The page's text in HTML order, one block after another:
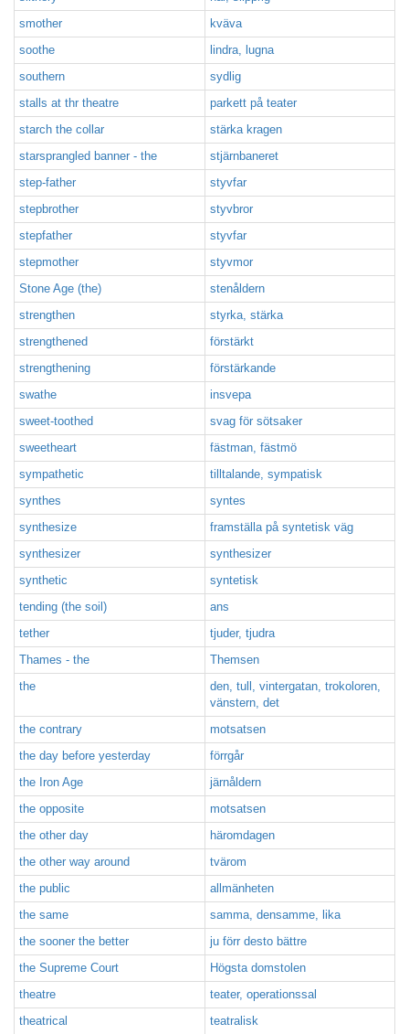
smother
kväva
soothe
lindra, lugna
southern
sydlig
stalls at thr theatre
parkett på teater
starch the collar
stärka kragen
starsprangled banner - the
stjärnbaneret
step-father
styvfar
stepbrother
styvbror
stepfather
styvfar
stepmother
styvmor
Stone Age (the)
stenåldern
strengthen
styrka, stärka
strengthened
förstärkt
strengthening
förstärkande
swathe
insvepa
sweet-toothed
svag för sötsaker
sweetheart
fästman, fästmö
sympathetic
tilltalande, sympatisk
synthes
syntes
synthesize
framställa på syntetisk väg
synthesizer
synthesizer
synthetic
syntetisk
tending (the soil)
ans
tether
tjuder, tjudra
Thames - the
Themsen
the
den, tull, vintergatan, trokoloren,
vänstern, det
the contrary
motsatsen
the day before yesterday
förrgår
the Iron Age
järnåldern
the opposite
motsatsen
the other day
häromdagen
the other way around
tvärom
the public
allmänheten
the same
samma, densamme, lika
the sooner the better
ju förr desto bättre
the Supreme Court
Högsta domstolen
theatre
teater, operationssal
theatrical
teatralisk